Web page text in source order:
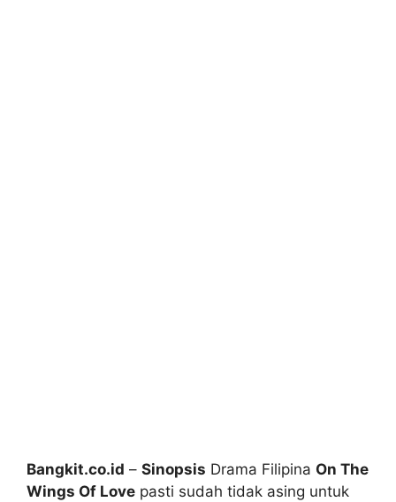
Bangkit.co.id – Sinopsis Drama Filipina On The
Wings Of Love pasti sudah tidak asing untuk